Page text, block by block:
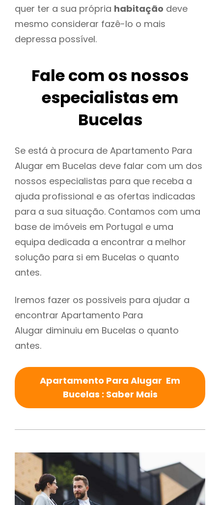
quer ter a sua própria habitação deve
mesmo considerar fazê-lo o mais
depressa possível.
Fale com os nossos
especialistas em
Bucelas
Se está à procura de Apartamento Para
Alugar em Bucelas deve falar com um dos
nossos especialistas para que receba a
ajuda profissional e as ofertas indicadas
para a sua situação. Contamos com uma
base de imóveis em Portugal e uma
equipa dedicada a encontrar a melhor
solução para si em Bucelas o quanto
antes.
Iremos fazer os possiveis para ajudar a
encontrar Apartamento Para
Alugar diminuiu em Bucelas o quanto
antes.
Apartamento Para Alugar Em
Bucelas : Saber Mais